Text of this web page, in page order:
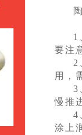
1
要注
2
用，
3
慢推
4
涂上